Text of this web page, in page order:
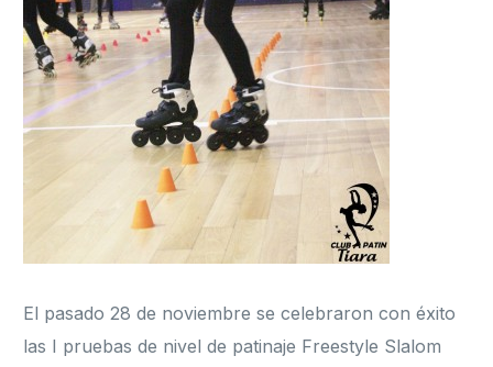
El pasado 28 de noviembre se celebraron con éxito
las I pruebas de nivel de patinaje Freestyle Slalom